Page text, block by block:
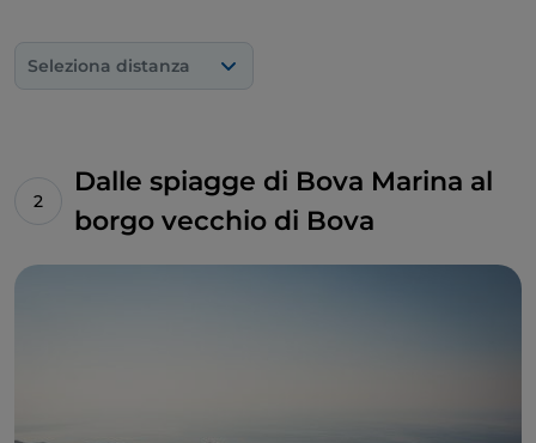
Seleziona distanza
Dalle spiagge di Bova Marina al
borgo vecchio di Bova